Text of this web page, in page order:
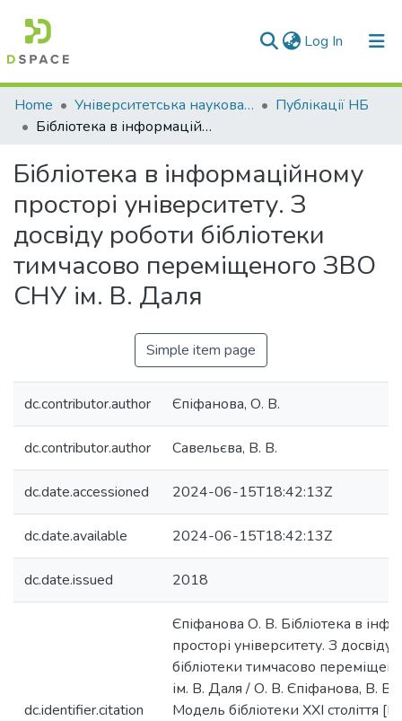
Log In (current)
Communities & Collections
All of DSpace
Statistics
Home Університетська наукова бібліотека
Публікації НБ
Бібліотека в інформаційному просторі університету. З досвіду роботи бібліотеки тимчасово переміщеного ЗВО СНУ ім. В. Даля
Бібліотека в інформаційному
просторі університету. З
досвіду роботи бібліотеки
тимчасово переміщеного ЗВО
СНУ ім. В. Даля
Simple item page
dc.contributor.author Єпіфанова, О. В.
dc.contributor.author Савельєва, В. В.
dc.date.accessioned 2024-06-15T18:42:13Z
dc.date.available 2024-06-15T18:42:13Z
dc.date.issued 2018
dc.identifier.citation
Єпіфанова О. В. Бібліотека в
просторі університету. З досвіду
бібліотеки тимчасово
ім. В. Даля / О. В. Єпіфанова, В. В.
Модель бібліотеки ХХІ століття